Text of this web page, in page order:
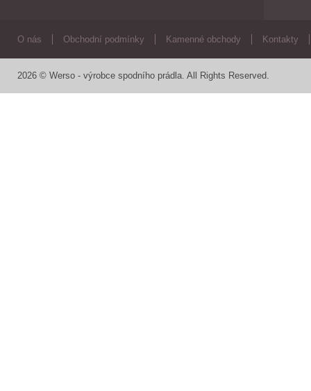
O nás Obchodní podmínky Kamenné obchody Kontakty
2026 © Werso - výrobce spodního prádla. All Rights Reserved.